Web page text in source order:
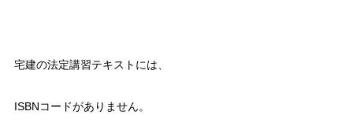
宅建の法定講習テキストには、
ISBNコードがありません。